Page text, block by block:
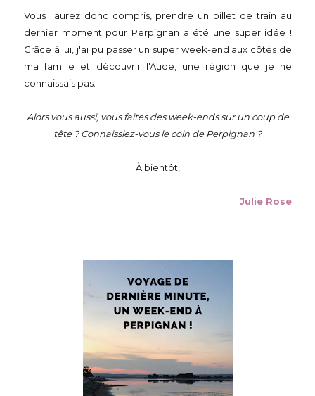
Vous l'aurez donc compris, prendre un billet de train au
dernier moment pour Perpignan a été une super idée !
Grâce à lui, j'ai pu passer un super week-end aux côtés de
ma famille et découvrir l'Aude, une région que je ne
connaissais pas.
Alors vous aussi, vous faites des week-ends sur un coup de
tête ? Connaissiez-vous le coin de Perpignan ?
À bientôt,
Julie Rose